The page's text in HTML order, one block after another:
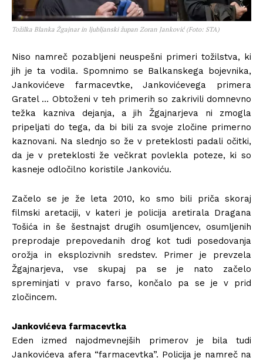
Tožilka Blanka Žgajnar in ljubljanski župan Zoran Janković (Foto: STA)
Niso namreč pozabljeni neuspešni primeri tožilstva, ki
jih je ta vodila. Spomnimo se Balkanskega bojevnika,
Jankovićeve farmacevtke, Jankovićevega primera
Gratel … Obtoženi v teh primerih so zakrivili domnevno
težka kazniva dejanja, a jih Žgajnarjeva ni zmogla
pripeljati do tega, da bi bili za svoje zločine primerno
kaznovani. Na slednjo so že v preteklosti padali očitki,
da je v preteklosti že večkrat povlekla poteze, ki so
kasneje odločilno koristile Jankoviću.
Začelo se je že leta 2010, ko smo bili priča skoraj
filmski aretaciji, v kateri je policija aretirala Dragana
Tošića in še šestnajst drugih osumljencev, osumljenih
preprodaje prepovedanih drog kot tudi posedovanja
orožja in eksplozivnih sredstev. Primer je prevzela
Žgajnarjeva, vse skupaj pa se je nato začelo
spreminjati v pravo farso, končalo pa se je v prid
zločincem.
Jankovićeva farmacevtka
Eden izmed najodmevnejših primerov je bila tudi
Jankovićeva afera “farmacevtka”. Policija je namreč na